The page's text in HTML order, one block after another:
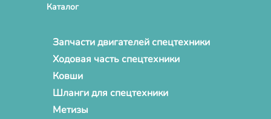
Каталог
Запчасти двигателей спецтехники
Ходовая часть спецтехники
Ковши
Шланги для спецтехники
Метизы